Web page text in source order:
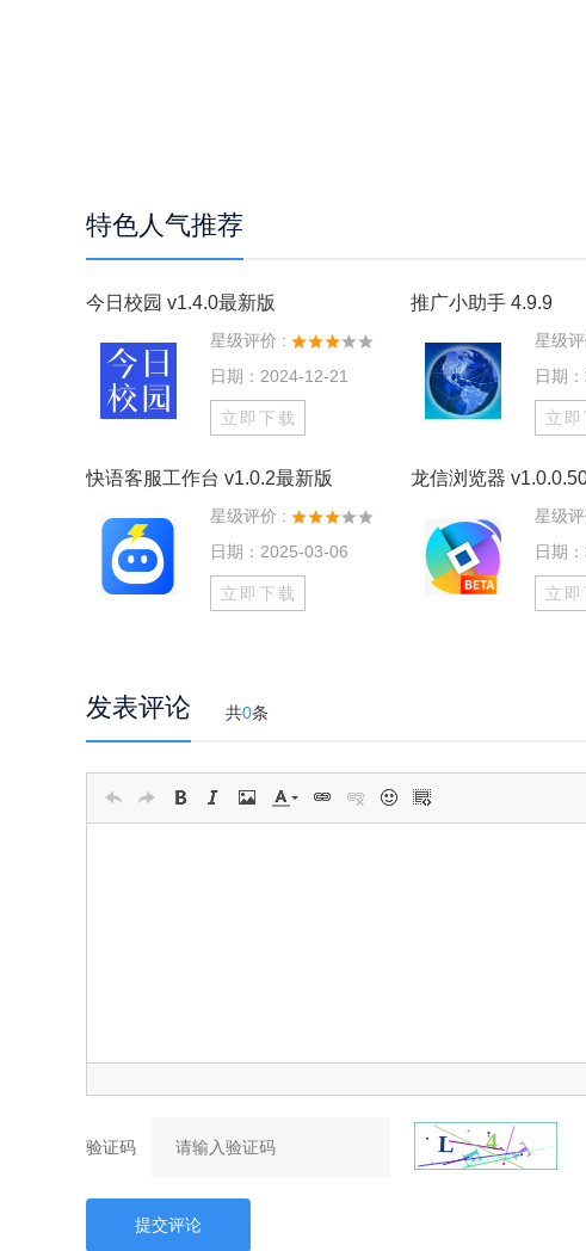
特色人气推荐
今日校园 v1.4.0最新版
星级评价 :
日期：2024-12-21
立即下载
推广小助手 4.9.9
星级
日期
立即
快语客服工作台 v1.0.2最新版
星级评价 :
日期：2025-03-06
立即下载
龙信浏览器
星级
日期
立即
发表评论 共0条
验证码
提交评论